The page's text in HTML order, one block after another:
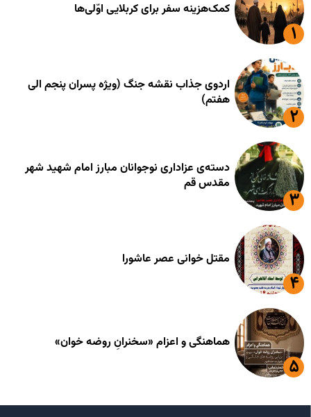
کمک‌هزینه سفر برای کربلایی اوّلی‌ها
اردوی جذاب نقشه جنگ (ویژه پسران پنجم الی
هفتم)
دسته‌ی عزاداری نوجوانان مبارز امام شهید شهر
مقدس قم
مقتل خوانی عصر عاشورا
هماهنگی و اعزام «سخنرانِ روضه خوان»